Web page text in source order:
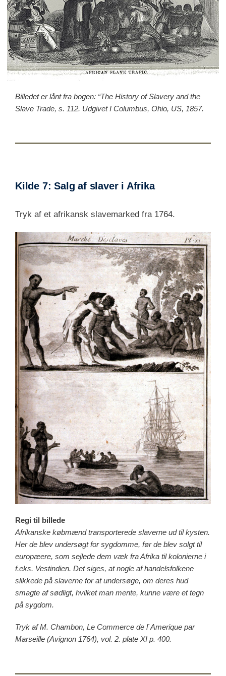
Billedet er lånt fra bogen: “The History of Slavery and the
Slave Trade, s. 112. Udgivet I Columbus, Ohio, US, 1857.
Kilde 7: Salg af slaver i Afrika
Tryk af et afrikansk slavemarked fra 1764.
Regi til billede
Afrikanske købmænd transporterede slaverne ud til kysten.
Her de blev undersøgt for sygdomme, før de blev solgt til
europæere, som sejlede dem væk fra Afrika til kolonierne i
f.eks. Vestindien. Det siges, at nogle af handelsfolkene
slikkede på slaverne for at undersøge, om deres hud
smagte af sødligt, hvilket man mente, kunne være et tegn
på sygdom.
Tryk af M. Chambon, Le Commerce de l`Amerique par
Marseille (Avignon 1764), vol. 2. plate XI p. 400.